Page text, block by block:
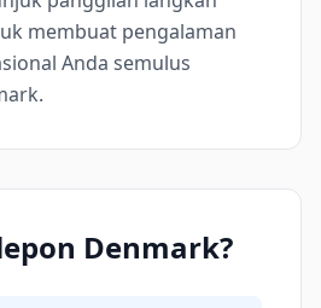
membuat pengalaman
Anda semulus
Denmark?